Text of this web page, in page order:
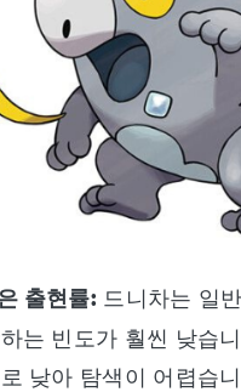
출현률: 드니차는 일
는 빈도가 훨씬 낮습
낮아 탐색이 어렵습니